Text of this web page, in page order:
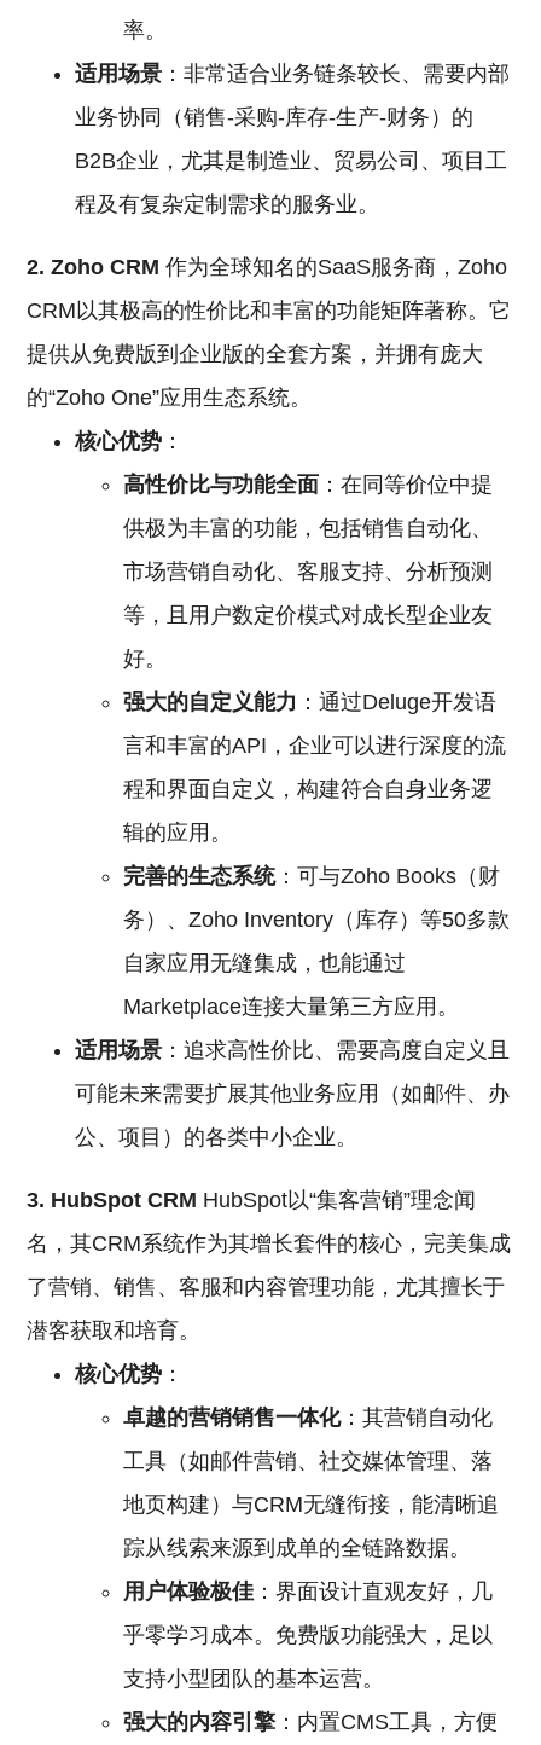
率。
适用场景 ：非常适合业务链条较长、需要内部
业务协同（销售-采购-库存-生产-财务）的
B2B企业，尤其是制造业、贸易公司、项目工
程及有复杂定制需求的服务业。
2. Zoho CRM 作为全球知名的SaaS服务商，Zoho
CRM以其极高的性价比和丰富的功能矩阵著称。它
提供从免费版到企业版的全套方案，并拥有庞大
的“Zoho One”应用生态系统。
核心优势 ：
高性价比与功能全面 ：在同等价位中提
供极为丰富的功能，包括销售自动化、
市场营销自动化、客服支持、分析预测
等，且用户数定价模式对成长型企业友
好。
强大的自定义能力 ：通过Deluge开发语
言和丰富的API，企业可以进行深度的流
程和界面自定义，构建符合自身业务逻
辑的应用。
完善的生态系统：可与Zoho Books（财
务）、Zoho Inventory（库存）等50多款
自家应用无缝集成，也能通过
Marketplace连接大量第三方应用。
适用场景 ：追求高性价比、需要高度自定义且
可能未来需要扩展其他业务应用（如邮件、办
公、项目）的各类中小企业。
3. HubSpot CRM HubSpot以“集客营销”理念闻
名，其CRM系统作为其增长套件的核心，完美集成
了营销、销售、客服和内容管理功能，尤其擅长于
潜客获取和培育。
核心优势 ：
卓越的营销销售一体化：其营销自动化
工具（如邮件营销、社交媒体管理、落
地页构建）与CRM无缝衔接，能清晰追
踪从线索来源到成单的全链路数据。
用户体验极佳 ：界面设计直观友好，几
乎零学习成本。免费版功能强大，足以
支持小型团队的基本运营。
强大的内容引擎：内置CMS工具，方便